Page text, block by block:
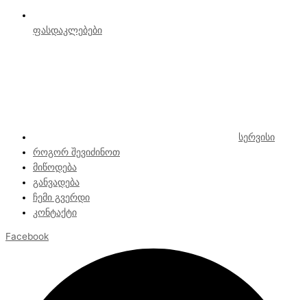
ფასდაკლებები
სერვისი
როგორ შევიძინოთ
მიწოდება
განვადება
ჩემი გვერდი
კონტაქტი
Facebook